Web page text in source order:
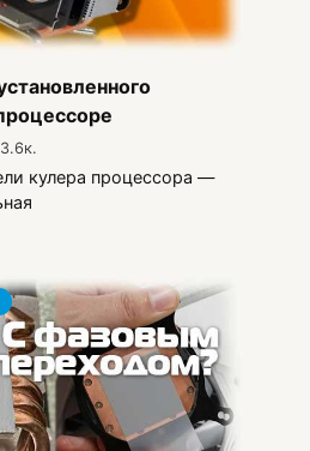
3.6к.
кулера процессора —